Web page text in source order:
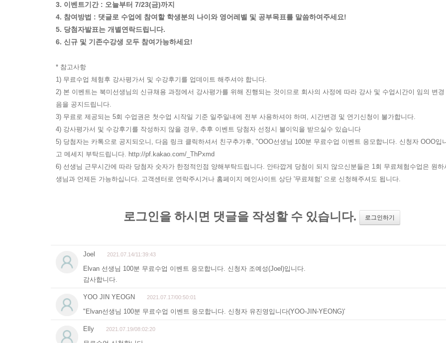
3. 이벤트기간 : 오늘부터 7/23(금)까지
4. 참여방법 : 댓글로 수업에 참여할 학생분의 나이와 영어레벨 및 공부목표를 말씀하여주세요!
5. 당첨자발표는 개별연락드립니다.
6. 신규 및 기존수강생 모두 참여가능하세요!
* 참고사항
1) 무료수업 체험후 강사평가서 및 수강후기를 업데이트 해주셔야 합니다.
2) 본 이벤트는 북미선생님의 신규채용 과정에서 강사평가를 위해 진행되는 것이므로 회사의 사정에 따라 강사 및 수업시간이 임의 변경
음을 공지드립니다.
3) 무료로 제공되는 5회 수업권은 첫수업 시작일 기준 일주일내에 전부 사용하셔야 하며, 시간변경 및 연기신청이 불가합니다.
4) 강사평가서 및 수강후기를 작성하지 않을 경우, 추후 이벤트 당첨자 선정시 불이익을 받으실수 있습니다
5) 당첨자는 카톡으로 공지되오니, 다음 링크 클릭하셔서 친구추가후, "OOO선생님 100분 무료수업 이벤트 응모합니다. 신청자 OOO입
고 메세지 부탁드립니다. http://pf.kakao.com/_ThPxmd
6) 선생님 근무시간에 따라 당첨자 숫자가 한정적인점 양해부탁드립니다. 안타깝게 당첨이 되지 않으신분들은 1회 무료체험수업은 원하
생님과 언제든 가능하십니다. 고객센터로 연락주시거나 홈페이지 메인사이트 상단 '무료체험' 으로 신청해주셔도 됩니다.